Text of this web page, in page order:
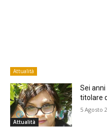
Attualità
Attualità
Sei anni
titolare
5 Agosto